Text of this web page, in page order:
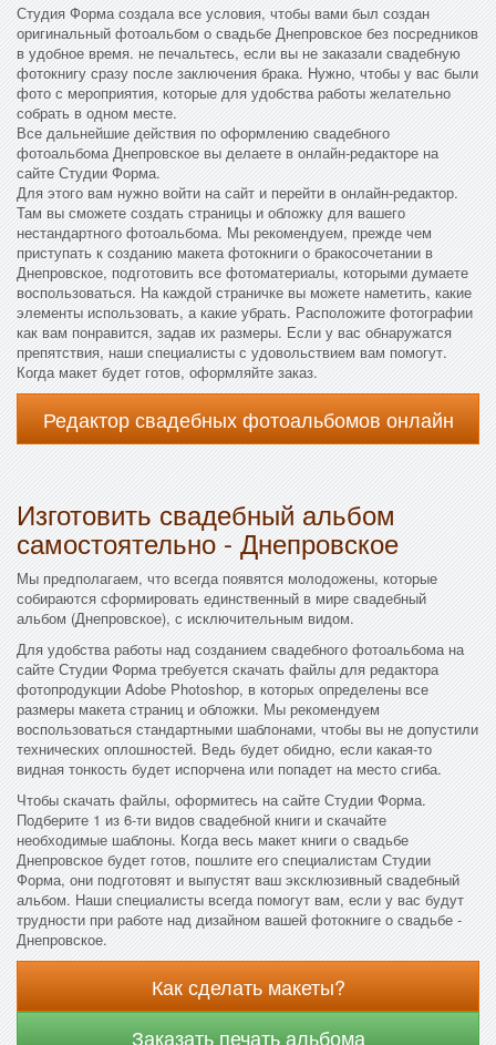
Студия Форма создала все условия, чтобы вами был создан
оригинальный фотоальбом о свадьбе Днепровское без посредников
в удобное время. не печальтесь, если вы не заказали свадебную
фотокнигу сразу после заключения брака. Нужно, чтобы у вас были
фото с мероприятия, которые для удобства работы желательно
собрать в одном месте.
Все дальнейшие действия по оформлению свадебного
фотоальбома Днепровское вы делаете в онлайн-редакторе на
сайте Студии Форма.
Для этого вам нужно войти на сайт и перейти в онлайн-редактор.
Там вы сможете создать страницы и обложку для вашего
нестандартного фотоальбома. Мы рекомендуем, прежде чем
приступать к созданию макета фотокниги о бракосочетании в
Днепровское, подготовить все фотоматериалы, которыми думаете
воспользоваться. На каждой страничке вы можете наметить, какие
элементы использовать, а какие убрать. Расположите фотографии
как вам понравится, задав их размеры. Если у вас обнаружатся
препятствия, наши специалисты с удовольствием вам помогут.
Когда макет будет готов, оформляйте заказ.
Редактор свадебных фотоальбомов онлайн
Изготовить свадебный альбом
самостоятельно - Днепровское
Мы предполагаем, что всегда появятся молодожены, которые
собираются сформировать единственный в мире свадебный
альбом (Днепровское), с исключительным видом.
Для удобства работы над созданием свадебного фотоальбома на
сайте Студии Форма требуется скачать файлы для редактора
фотопродукции Adobe Photoshop, в которых определены все
размеры макета страниц и обложки. Мы рекомендуем
воспользоваться стандартными шаблонами, чтобы вы не допустили
технических оплошностей. Ведь будет обидно, если какая-то
видная тонкость будет испорчена или попадет на место сгиба.
Чтобы скачать файлы, оформитесь на сайте Студии Форма.
Подберите 1 из 6-ти видов свадебной книги и скачайте
необходимые шаблоны. Когда весь макет книги о свадьбе
Днепровское будет готов, пошлите его специалистам Студии
Форма, они подготовят и выпустят ваш эксклюзивный свадебный
альбом. Наши специалисты всегда помогут вам, если у вас будут
трудности при работе над дизайном вашей фотокниге о свадьбе -
Днепровское.
Как сделать макеты?
Заказать печать альбома